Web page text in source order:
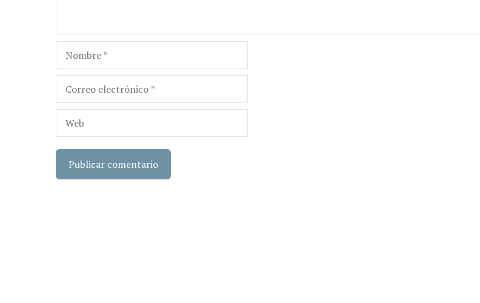
Nombre
Correo
electrónico
Web